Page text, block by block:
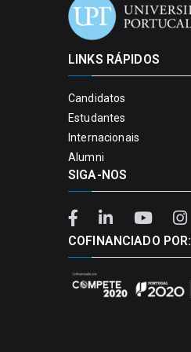
LINKS RÁPIDOS
Candidatos
Estudantes
Internacionais
Alumni
SIGA-NOS
COFINANCIADO POR: